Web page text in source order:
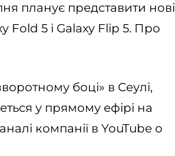
планує представити нові
Fold 5 і Galaxy Flip 5. Про
боці» в Сеулі,
у прямому ефірі на
компанії в YouTube о